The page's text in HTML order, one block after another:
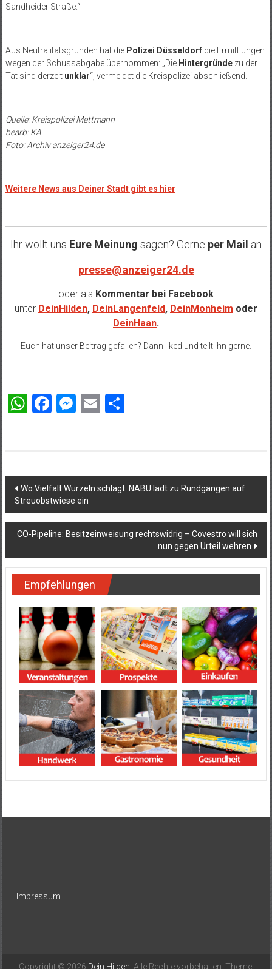
Sandheider Straße.“
Aus Neutralitätsgründen hat die Polizei Düsseldorfdie Ermittlungen
wegen der Schussabgabe übernommen: „Die Hintergründezu der
Tat sind derzeit unklar“, vermeldet die Kreispolizei abschließend.
Quelle: Kreispolizei Mettmann
bearb: KA
Foto: Archiv anzeiger24.de
Weitere News aus Deiner Stadt gibt es hier
Ihr wollt uns Eure Meinung sagen? Gerne per Mail an
presse@anzeiger24.de
oder als Kommentar bei Facebook
unter DeinHilden, DeinLangenfeld, DeinMonheim oder
DeinHaan.
Euch hat unser Beitrag gefallen? Dann liked und teilt ihn gerne.
WhatsApp
Facebook
Messenger
EmailTeilen
Beitragsnavigation
Wo Vielfalt Wurzeln schlägt: NABU lädt zu Rundgängen auf
Streuobstwiese ein
CO-Pipeline: Besitzeinweisung rechtswidrig – Covestro will sich
nun gegen Urteil wehren
Empfehlungen
Impressum
Copyright © 2026 Dein Hilden . Alle Rechte vorbehalten. Theme: